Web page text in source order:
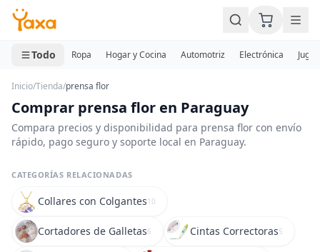
MINI CARRITO
0 productos
Todo Ropa Hogar y Cocina Automotriz Electrónica
Inicio/Tienda/prensa flor
Comprar prensa flor en Paraguay
Compara precios y disponibilidad para prensa flor con envío
rápido, pago seguro y soporte local en Paraguay.
CATEGORÍAS RELACIONADAS
Collares con Colgantes10
Cortadores de Galletas6 Cintas Correctoras5